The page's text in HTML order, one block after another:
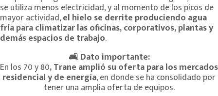
se utiliza menos electricidad, y al momento de los picos de
mayor actividad,el hielo se derrite produciendo agua
fría para climatizar las oficinas, corporativos, plantas y
demás espacios de trabajo.
🛋Dato importante:
En los 70 y 80, Trane amplió su oferta para los mercados
residencial y de energía, en donde se ha consolidado por
tener una amplia oferta de equipos.